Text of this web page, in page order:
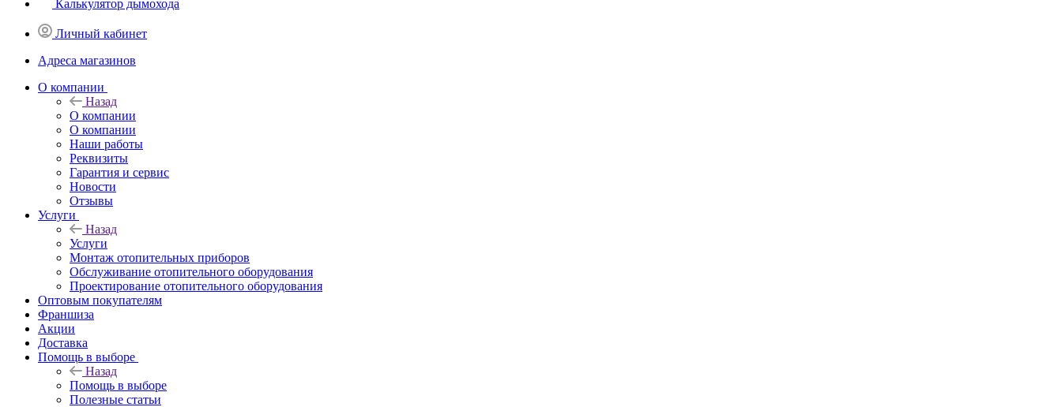
Калькулятор дымохода
Личный кабинет
Адреса магазинов
O компании
Назад
O компании
О компании
Наши работы
Реквизиты
Гарантия и сервис
Новости
Отзывы
Услуги
Назад
Услуги
Монтаж отопительных приборов
Обслуживание отопительного оборудования
Проектирование отопительного оборудования
Оптовым покупателям
Франшиза
Акции
Доставка
Помощь в выборе
Назад
Помощь в выборе
Полезные статьи